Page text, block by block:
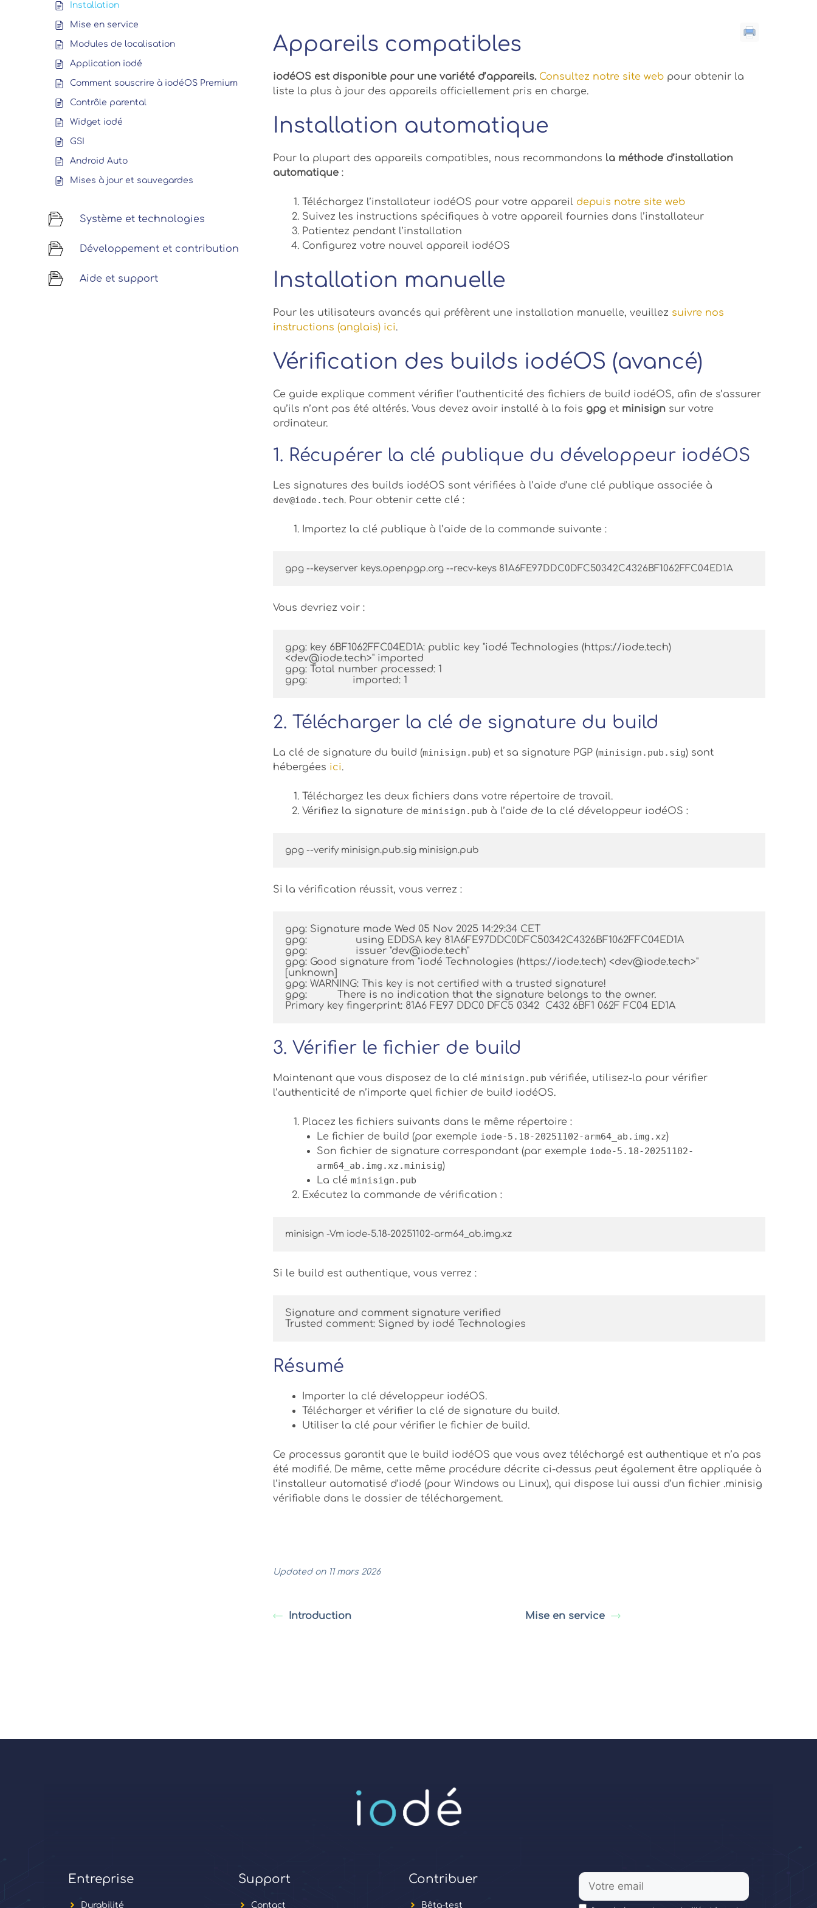
Installation
Mise en service
Modules de localisation
Application iodé
Comment souscrire à iodéOS Premium
Contrôle parental
Widget iodé
GSI
Android Auto
Mises à jour et sauvegardes
Système et technologies
Développement et contribution
Aide et support
Appareils compatibles
iodéOS est disponible pour une variété d’appareils. Consultez notre site web pour obtenir la
liste la plus à jour des appareils officiellement pris en charge.
Installation automatique
Pour la plupart des appareils compatibles, nous recommandons la méthode d’installation
automatique :
Téléchargez l’installateur iodéOS pour votre appareil depuis notre site web
Suivez les instructions spécifiques à votre appareil fournies dans l’installateur
Patientez pendant l’installation
Configurez votre nouvel appareil iodéOS
Installation manuelle
Pour les utilisateurs avancés qui préfèrent une installation manuelle, veuillez suivre nos
instructions (anglais) ici.
Vérification des builds iodéOS (avancé)
Ce guide explique comment vérifier l’authenticité des fichiers de build iodéOS, afin de s’assurer
qu’ils n’ont pas été altérés. Vous devez avoir installé à la fois gpg et minisign sur votre
ordinateur.
1. Récupérer la clé publique du développeur iodéOS
Les signatures des builds iodéOS sont vérifiées à l’aide d’une clé publique associée à
dev@iode.tech. Pour obtenir cette clé :
Importez la clé publique à l’aide de la commande suivante :
gpg --keyserver keys.openpgp.org --recv-keys 81A6FE97DDC0DFC50342C4326BF1062FFC04ED1A
Vous devriez voir :
gpg: key 6BF1062FFC04ED1A: public key "iodé Technologies (https://iode.tech)
<dev@iode.tech>" imported
gpg: Total number processed: 1
gpg:               imported: 1
2. Télécharger la clé de signature du build
La clé de signature du build (minisign.pub) et sa signature PGP (minisign.pub.sig) sont
hébergées ici.
Téléchargez les deux fichiers dans votre répertoire de travail.
Vérifiez la signature deminisign.pub à l’aide de la clé développeur iodéOS :
gpg --verify minisign.pub.sig minisign.pub
Si la vérification réussit, vous verrez :
gpg: Signature made Wed 05 Nov 2025 14:29:34 CET
gpg:                using EDDSA key 81A6FE97DDC0DFC50342C4326BF1062FFC04ED1A
gpg:                issuer "dev@iode.tech"
gpg: Good signature from "iodé Technologies (https://iode.tech) <dev@iode.tech>"
[unknown]
gpg: WARNING: This key is not certified with a trusted signature!
gpg:          There is no indication that the signature belongs to the owner.
Primary key fingerprint: 81A6 FE97 DDC0 DFC5 0342  C432 6BF1 062F FC04 ED1A
3. Vérifier le fichier de build
Maintenant que vous disposez de la cléminisign.pub vérifiée, utilisez-la pour vérifier
l’authenticité de n’importe quel fichier de build iodéOS.
Placez les fichiers suivants dans le même répertoire :
Le fichier de build (par exemple iode-5.18-20251102-arm64_ab.img.xz)
Son fichier de signature correspondant (par exemple iode-5.18-20251102-
arm64_ab.img.xz.minisig)
La cléminisign.pub
Exécutez la commande de vérification :
minisign -Vm iode-5.18-20251102-arm64_ab.img.xz
Si le build est authentique, vous verrez :
Signature and comment signature verified
Trusted comment: Signed by iodé Technologies
Résumé
Importer la clé développeur iodéOS.
Télécharger et vérifier la clé de signature du build.
Utiliser la clé pour vérifier le fichier de build.
Ce processus garantit que le build iodéOS que vous avez téléchargé est authentique et n’a pas
été modifié. De même, cette même procédure décrite ci-dessus peut également être appliquée à
l’installeur automatisé d’iodé (pour Windows ou Linux), qui dispose lui aussi d’un fichier .minisig
vérifiable dans le dossier de téléchargement.
Updated on 11 mars 2026
Introduction Mise en service
Entreprise
Durabilité
Support
Contact
Contribuer
Bêta-test